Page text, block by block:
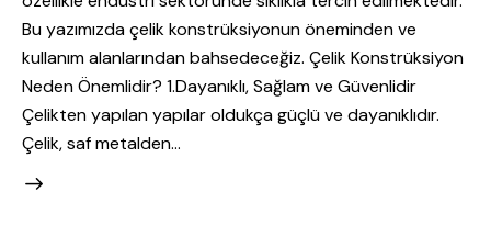
Bu yazımızda çelik konstrüksiyonun öneminden ve
kullanım alanlarından bahsedeceğiz. Çelik Konstrüksiyon
Neden Önemlidir? 1.Dayanıklı, Sağlam ve Güvenlidir
Çelikten yapılan yapılar oldukça güçlü ve dayanıklıdır.
Çelik, saf metalden…